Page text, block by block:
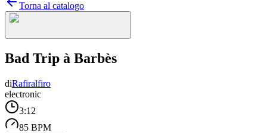
Torna al catalogo
Bad Trip à Barbès
diRafiralfiro
electronic
3:12
85 BPM